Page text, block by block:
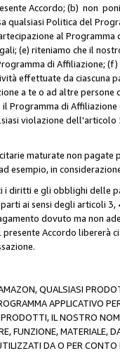
Accordo; (b) non
qualsiasi Politica del
al
(e) riteniamo che il
di Affiliazione;
effettuate da ciascuna
a te o ad altre
Programma di
violazione
maturate non
esempio, in
diritti e gli obblighi delle
ai sensi degli articoli
dovuto ma non
presente Accordo
QUALSIASI
APPLICATIVO
IL NOSTRO
FUNZIONE, MATERIALE,
DA O PER